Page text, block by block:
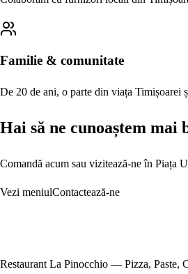
Familie & comunitate
De 20 de ani, o parte din viața Timișoarei
Hai să ne cunoaștem mai
Comandă acum sau vizitează-ne în Piața
Vezi meniulContactează-ne
Restaurant La Pinocchio — Pizza, Paste,